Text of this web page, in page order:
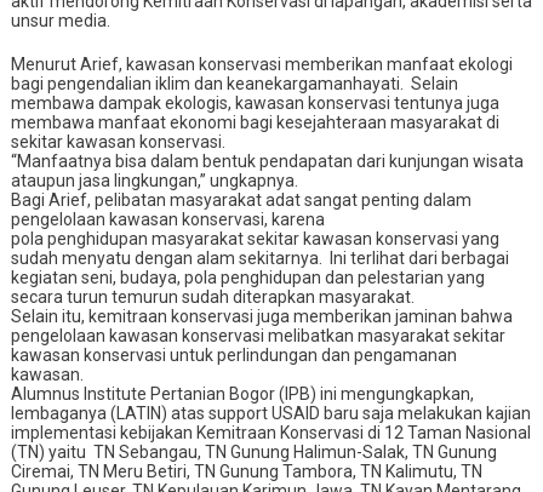
unsur media.
Menurut Arief, kawasan konservasi memberikan manfaat ekologi
bagi pengendalian iklim dan keanekargamanhayati. Selain
membawa dampak ekologis, kawasan konservasi tentunya juga
membawa manfaat ekonomi bagi kesejahteraan masyarakat di
sekitar kawasan konservasi.
“Manfaatnya bisa dalam bentuk pendapatan dari kunjungan wisata
ataupun jasa lingkungan,” ungkapnya.
Bagi Arief, pelibatan masyarakat adat sangat penting dalam
pengelolaan kawasan konservasi, karena
pola penghidupan masyarakat sekitar kawasan konservasi yang
sudah menyatu dengan alam sekitarnya
Ini terlihat dari berbagai
kegiatan seni, budaya, pola penghidupan dan pelestarian yang
secara turun temurun sudah diterapkan masyarakat.
Selain itu, kemitraan konservasi juga memberikan jaminan bahwa
pengelolaan kawasan konservasi melibatkan masyarakat sekitar
kawasan konservasi untuk perlindungan dan pengamanan
kawasan.
Alumnus Institute Pertanian Bogor (IPB) ini mengungkapkan,
lembaganya (LATIN) atas support USAID baru saja melakukan kajian
implementasi kebijakan Kemitraan Konservasi di 12 Taman Nasional
(TN) yaitu TN Sebangau, TN Gunung Halimun-Salak, TN Gunung
Ciremai, TN Meru Betiri, TN Gunung Tambora, TN Kalimutu, TN